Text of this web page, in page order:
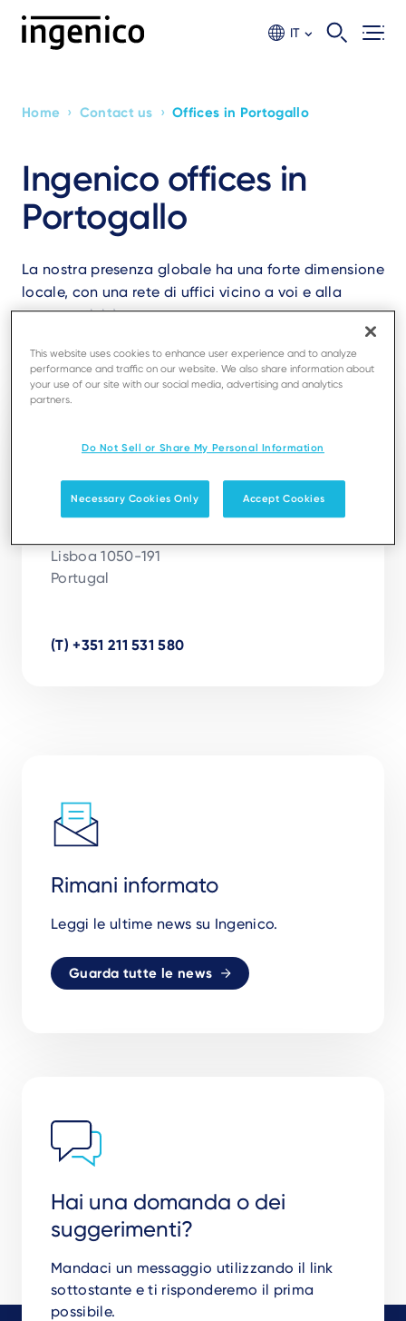
IT
Breadcrumb
Home › Contact us › Offices in Portogallo
Ingenico offices in
Portogallo
La nostra presenza globale ha una forte dimensione
locale, con una rete di uffici vicino a voi e alla
vostra attività.
Lisboa
Ingenico Iberia Payment Solutions, S.L. –
Sucursal em Portugal
Lisboa 1050-191
Portugal
(T) +351 211 531 580
Rimani informato
Leggi le ultime news su Ingenico.
Guarda tutte le news
Hai una domanda o dei
suggerimenti?
Mandaci un messaggio utilizzando il link
sottostante e ti risponderemo il prima
possibile.
This website uses cookies to enhance user experience and to analyze
performance and traffic on our website. We also share information about
your use of our site with our social media, advertising and analytics
partners.
Do Not Sell or Share My Personal Information
Necessary Cookies Only Accept Cookies